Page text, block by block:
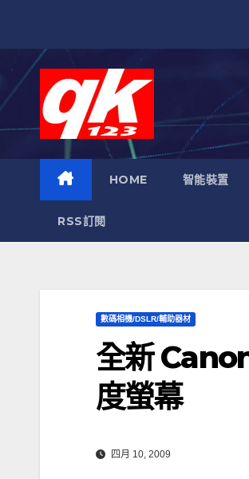
HOME 智能裝置
RSS訂閱
數碼相機/DSLR/輔助器材
全新
度螢幕
四月 10, 2009